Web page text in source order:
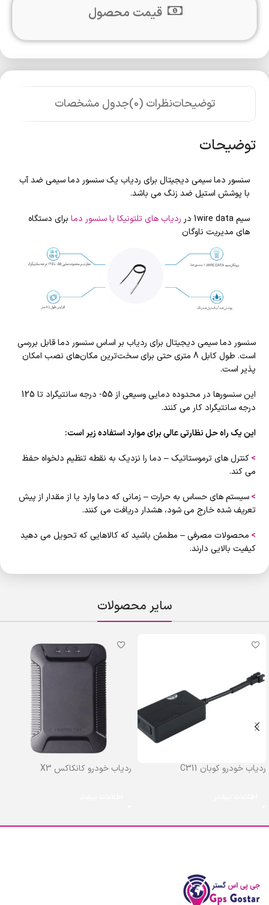
قیمت محصول
توضیحاتنظرات (0) جدول مشخصات
توضیحات
سنسور دما سیمی دیجیتال برای ردیاب یک سنسور دما سیمی ضد آب
با پوشش استیل ضد زنگ می باشد.
سیم 1wire data در
ردیاب های تلتونیکا باسنسور دما برای دستگاه
های مدیریت ناوگان
سنسور دما سیمی دیجیتال برای ردیاب بر اساس سنسور دماقابل بررسی
است. طول کابل 8 متری حتی برای سخت‌ترین مکان‌های نصب امکان
پذیر است.
این سنسورها در محدوده دمایی وسیعی از 55- درجه سانتیگراد تا 125
درجه سانتیگراد کار می کنند.
این یک راه حل نظارتی عالی برای موارد استفاده زیر است:
>کنترل های ترموستاتیک – دما را نزدیک به نقطه تنظیم دلخواه حفظ
می کند.
>سیستم های حساس به حرارت – زمانی که دما وارد یا از مقدار از پیش
تعریف شده خارج می شود، هشدار دریافت می کنند.
> محصولات مصرفی – مطمئن باشید که کالاهایی که تحویل می دهید
کیفیت بالایی دارند.
سایر محصولات
ردیاب خودرو کوبان C311 ردیاب خودرو کانکاکس X3